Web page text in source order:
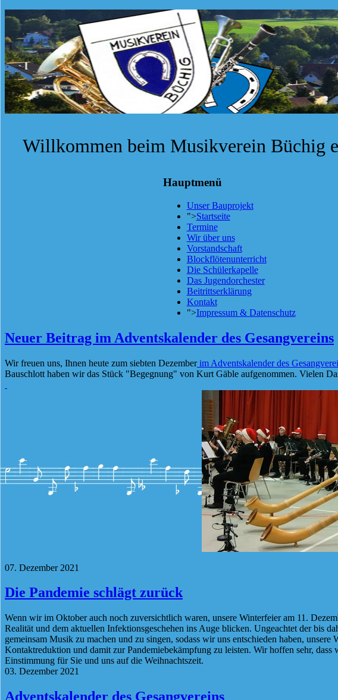
Willkommen beim Musikverein Büchig
Hauptmenü
Unser Bauprojekt
">Startseite
Termine
Wir über uns
Vorstandschaft
Blockflötenunterricht
Die Schülerkapelle
Das Jugendorchester
Beitrittserklärung
Kontakt
">Impressum & Datenschutz
Neuer Beitrag im Adventskalender des Gesangvereins
Wir freuen uns, Ihnen heute zum siebten Dezemberim Adventskalender des
Bauschlott haben wir das Stück "Begegnung" von Kurt Gäble aufgenommen. Vielen
07. Dezember 2021
Die Pandemie schlägt zurück
Wenn wir im Oktober auch noch zuversichtlich waren, unsere Winterfeier am 11.
Realität und dem aktuellen Infektionsgeschehen ins Auge blicken. Ungeachtet der bis
gemeinsam Musik zu machen und zu singen, sodass wir uns entschieden haben,
Kontaktreduktion und damit zur Pandemiebekämpfung zu leisten. Wir hoffen sehr,
Einstimmung für Sie und uns auf die Weihnachtszeit.
03. Dezember 2021
Adventskalender des Gesangvereins